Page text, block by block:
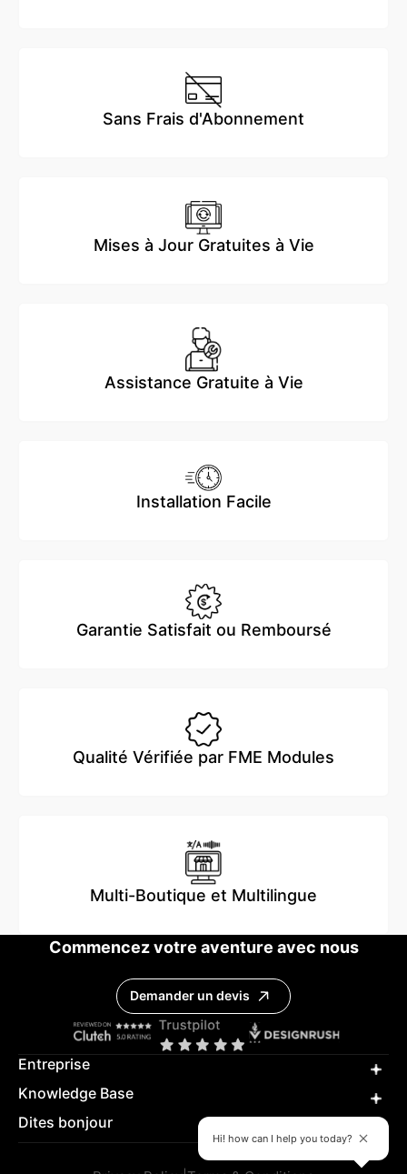
Sans Frais d'Abonnement
Mises à Jour Gratuites à Vie
Assistance Gratuite à Vie
Installation Facile
Garantie Satisfait ou Remboursé
Qualité Vérifiée par FME Modules
Multi-Boutique et Multilingue
Commencez votre aventure avec nous
Demander un devis
Entreprise
Knowledge Base
Dites bonjour
Hi! how can I help you today?